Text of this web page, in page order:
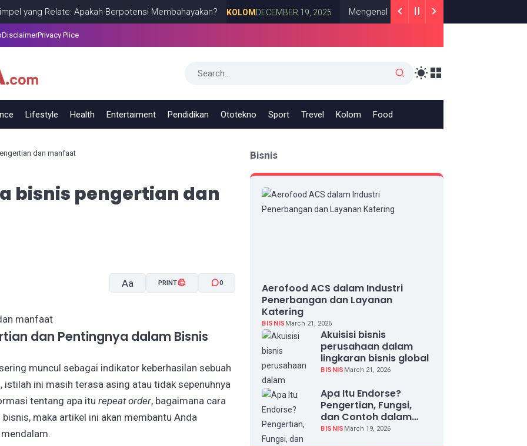
Relate: Apakah Berpotensi Membahayakan? KOLOM DECEMBER 19, 2025 Mengenal Liga Copa del Rey: Sejarah, Format
DisclaimerPrivacy Plice
Lifestyle Health Entertaiment Pendidikan Ototekno Sport Trevel Kolom Food
dan manfaat
bisnis pengertian dan
Aa PRINT 0
dan Pentingnya dalam Bisnis
muncul sebagai indikator keberhasilan sebuah
istilah ini masih terasa asing atau tidak sepenuhnya
tentang apa itu repeat order, bagaimana cara
maka artikel ini akan membantu Anda
Bisnis
Aerofood ACS dalam Industri
Penerbangan dan Layanan
Katering
BISNIS March 21, 2026
Akuisisi bisnis
perusahaan dalam
lingkaran bisnis global
BISNIS March 21, 2026
Apa Itu Endorse?
Pengertian, Fungsi,
dan Contoh dalam
Dunia Bisnis
BISNIS March 19, 2026